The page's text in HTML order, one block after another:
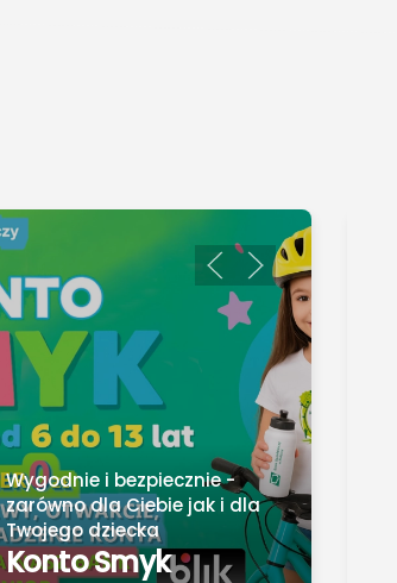
Wygodnie i bezpiecznie -
zarówno dla Ciebie jak i dla
Twojego dziecka
Konto Smyk